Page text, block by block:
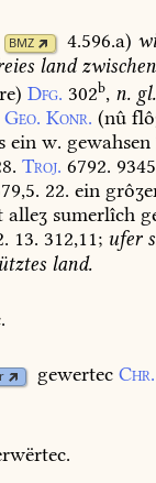
BMZ 4.596.a)
landzwischen
Dfg. 302b, n. gl.
Geo. Konr. (nû
ein w. gewahsen
Troj. 6792.
22. ein
alleʒ sumerlîch
13. 312,11; ufer
land.
gewertec Chr.